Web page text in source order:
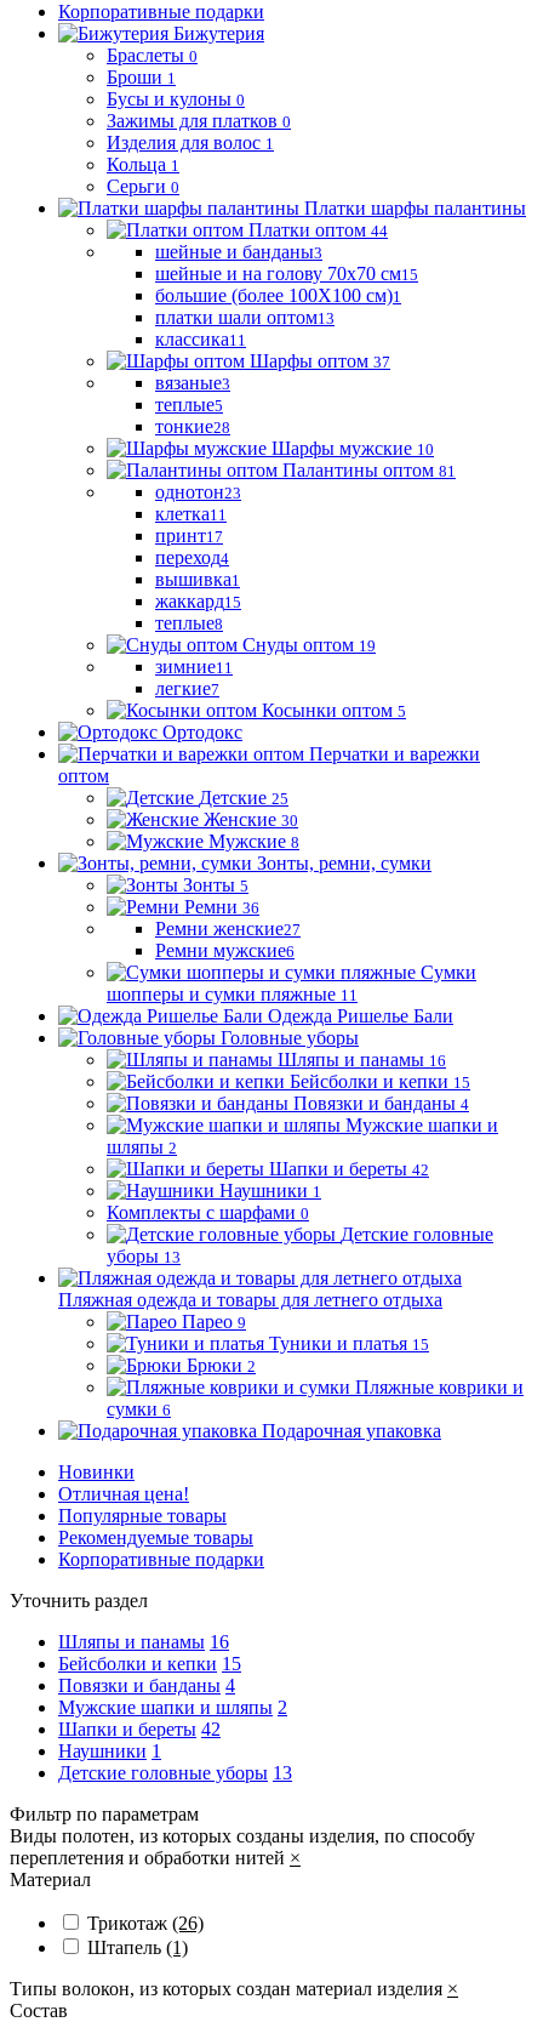
Корпоративные подарки
Бижутерия
Браслеты 0
Броши 1
Бусы и кулоны 0
Зажимы для платков 0
Изделия для волос 1
Кольца 1
Серьги 0
Платки шарфы палантины
Платки оптом 44
шейные и банданы3
шейные и на голову 70х70 см15
большие (более 100Х100 см)1
платки шали оптом13
классика11
Шарфы оптом 37
вязаные3
теплые5
тонкие28
Шарфы мужские 10
Палантины оптом 81
однотон23
клетка11
принт17
переход4
вышивка1
жаккард15
теплые8
Снуды оптом 19
зимние11
легкие7
Косынки оптом 5
Ортодокс
Перчатки и варежки
оптом
Детские 25
Женские 30
Мужские 8
Зонты, ремни, сумки
Зонты 5
Ремни 36
Ремни женские27
Ремни мужские6
Сумки
шопперы и сумки пляжные 11
Одежда Ришелье Бали
Головные уборы
Шляпы и панамы 16
Бейсболки и кепки 15
Повязки и банданы 4
Мужские шапки и
шляпы 2
Шапки и береты 42
Наушники 1
Комплекты с шарфами 0
Детские головные
уборы 13
Пляжная одежда и товары для летнего отдыха
Парео 9
Туники и платья 15
Брюки 2
Пляжные коврики и
сумки 6
Подарочная упаковка
Новинки
Отличная цена!
Популярные товары
Рекомендуемые товары
Корпоративные подарки
Уточнить раздел
Шляпы и панамы 16
Бейсболки и кепки 15
Повязки и банданы 4
Мужские шапки и шляпы 2
Шапки и береты 42
Наушники 1
Детские головные уборы 13
Фильтр по параметрам
Виды полотен, из которых созданы изделия, по способу
переплетения и обработки нитей ×
Материал
Трикотаж (26)
Штапель (1)
Типы волокон, из которых создан материал изделия ×
Состав